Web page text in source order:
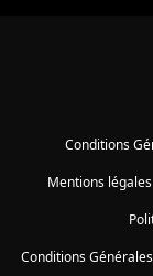
Conditions
Mentions légales
Conditions